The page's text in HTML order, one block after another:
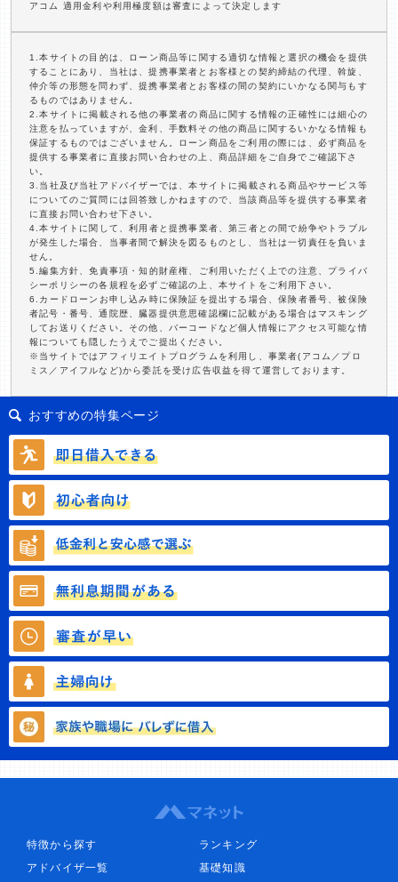
アコム 適用金利や利用極度額は審査によって決定します
1.本サイトの目的は、ローン商品等に関する適切な情報と選択の機会を提供
することにあり、当社は、提携事業者とお客様との契約締結の代理、斡旋、
仲介等の形態を問わず、提携事業者とお客様の間の契約にいかなる関与もす
るものではありません。
2.本サイトに掲載される他の事業者の商品に関する情報の正確性には細心の
注意を払っていますが、金利、手数料その他の商品に関するいかなる情報も
保証するものではございません。ローン商品をご利用の際には、必ず商品を
提供する事業者に直接お問い合わせの上、商品詳細をご自身でご確認下さ
い。
3.当社及び当社アドバイザーでは、本サイトに掲載される商品やサービス等
についてのご質問には回答致しかねますので、当該商品等を提供する事業者
に直接お問い合わせ下さい。
4.本サイトに関して、利用者と提携事業者、第三者との間で紛争やトラブル
が発生した場合、当事者間で解決を図るものとし、当社は一切責任を負いま
せん。
5.編集方針、免責事項・知的財産権、ご利用いただく上での注意、プライバ
シーポリシーの各規程を必ずご確認の上、本サイトをご利用下さい。
6.カードローンお申し込み時に保険証を提出する場合、保険者番号、被保険
者記号・番号、通院歴、臓器提供意思確認欄に記載がある場合はマスキング
してお送りください。その他、バーコードなど個人情報にアクセス可能な情
報についても隠したうえでご提出ください。
※当サイトではアフィリエイトプログラムを利用し、事業者(アコム／プロ
ミス／アイフルなど)から委託を受け広告収益を得て運営しております。
おすすめの特集ページ
特徴から探す
ランキング
アドバイザ一覧
基礎知識